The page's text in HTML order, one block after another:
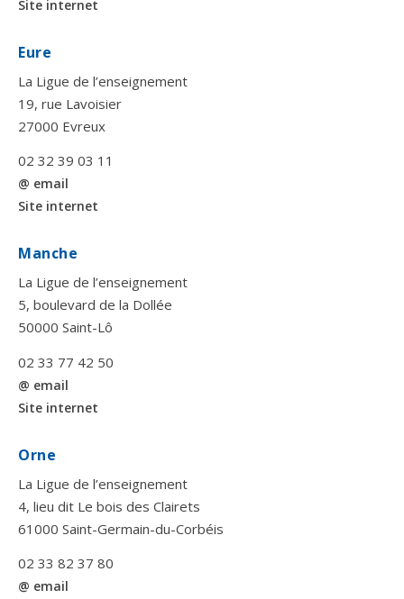
Site internet
Eure
La Ligue de l’enseignement
19, rue Lavoisier
27000 Evreux
02 32 39 03 11
@ email
Site internet
Manche
La Ligue de l’enseignement
5, boulevard de la Dollée
50000 Saint-Lô
02 33 77 42 50
@ email
Site internet
Orne
La Ligue de l’enseignement
4, lieu dit Le bois des Clairets
61000 Saint-Germain-du-Corbéis
02 33 82 37 80
@ email